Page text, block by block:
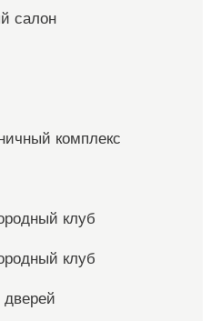
салон
комплекс
клуб
клуб
дверей